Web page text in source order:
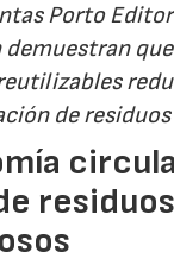
Porto
demuestran
de residuos
residuos